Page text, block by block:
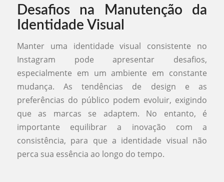
Desafios na Manutenção da
Identidade Visual
Manter uma identidade visual consistente no
Instagram pode apresentar desafios,
especialmente em um ambiente em constante
mudança. As tendências de design e as
preferências do público podem evoluir, exigindo
que as marcas se adaptem. No entanto, é
importante equilibrar a inovação com a
consistência, para que a identidade visual não
perca sua essência ao longo do tempo.